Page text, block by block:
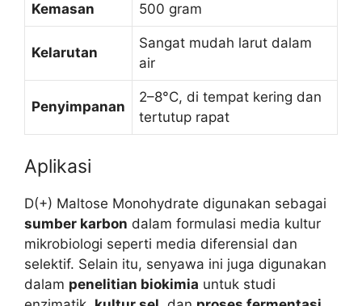
Kemasan 500 gram
Kelarutan
Sangat mudah larut dalam
air
Penyimpanan
2–8°C, di tempat kering dan
tertutup rapat
Aplikasi
D(+) Maltose Monohydrate digunakan sebagai
sumber karbon dalam formulasi media kultur
mikrobiologi seperti media diferensial dan
selektif. Selain itu, senyawa ini juga digunakan
dalam penelitian biokimia untuk studi